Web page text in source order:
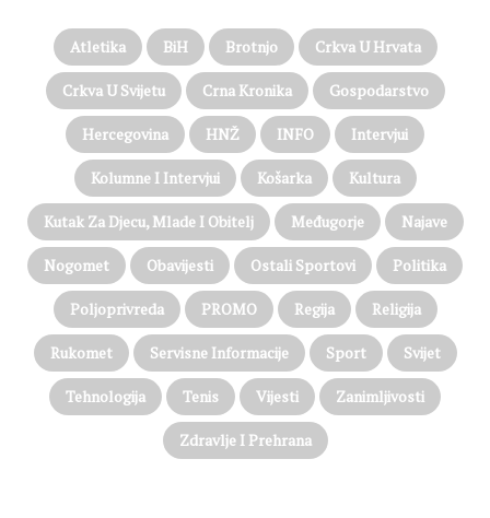
Atletika BiH Brotnjo Crkva U Hrvata
Crkva U Svijetu Crna Kronika Gospodarstvo
Hercegovina HNŽ INFO Intervjui
Kolumne I Intervjui Košarka Kultura
Kutak Za Djecu, Mlade I Obitelj Međugorje Najave
Nogomet Obavijesti Ostali Sportovi Politika
Poljoprivreda PROMO Regija Religija
Rukomet Servisne Informacije Sport Svijet
Tehnologija Tenis Vijesti Zanimljivosti
Zdravlje I Prehrana